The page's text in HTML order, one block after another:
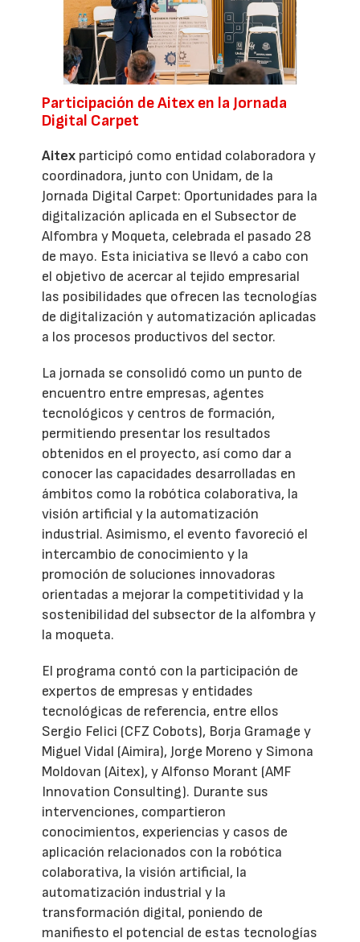
Participación de Aitex en la Jornada
Digital Carpet
Aitex participó como entidad colaboradora y
coordinadora, junto con Unidam, de la
Jornada Digital Carpet: Oportunidades para la
digitalización aplicada en el Subsector de
Alfombra y Moqueta, celebrada el pasado 28
de mayo. Esta iniciativa se llevó a cabo con
el objetivo de acercar al tejido empresarial
las posibilidades que ofrecen las tecnologías
de digitalización y automatización aplicadas
a los procesos productivos del sector.
La jornada se consolidó como un punto de
encuentro entre empresas, agentes
tecnológicos y centros de formación,
permitiendo presentar los resultados
obtenidos en el proyecto, así como dar a
conocer las capacidades desarrolladas en
ámbitos como la robótica colaborativa, la
visión artificial y la automatización
industrial. Asimismo, el evento favoreció el
intercambio de conocimiento y la
promoción de soluciones innovadoras
orientadas a mejorar la competitividad y la
sostenibilidad del subsector de la alfombra y
la moqueta.
El programa contó con la participación de
expertos de empresas y entidades
tecnológicas de referencia, entre ellos
Sergio Felici (CFZ Cobots), Borja Gramage y
Miguel Vidal (Aimira), Jorge Moreno y Simona
Moldovan (Aitex), y Alfonso Morant (AMF
Innovation Consulting). Durante sus
intervenciones, compartieron
conocimientos, experiencias y casos de
aplicación relacionados con la robótica
colaborativa, la visión artificial, la
automatización industrial y la
transformación digital, poniendo de
manifiesto el potencial de estas tecnologías